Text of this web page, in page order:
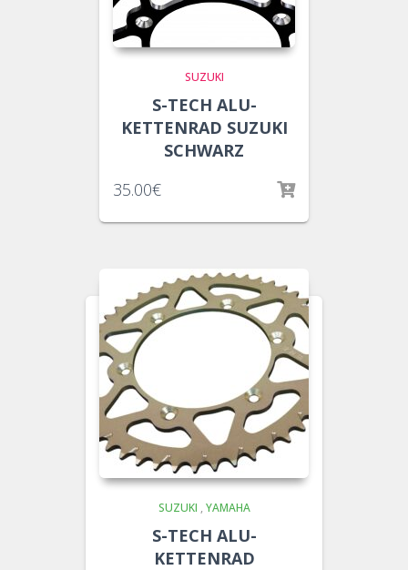
SUZUKI
S-TECH ALU-
KETTENRAD SUZUKI
SCHWARZ
35.00€
SUZUKI , YAMAHA
S-TECH ALU-
KETTENRAD